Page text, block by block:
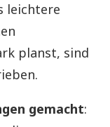
leichtere
planst, sind
gemacht: